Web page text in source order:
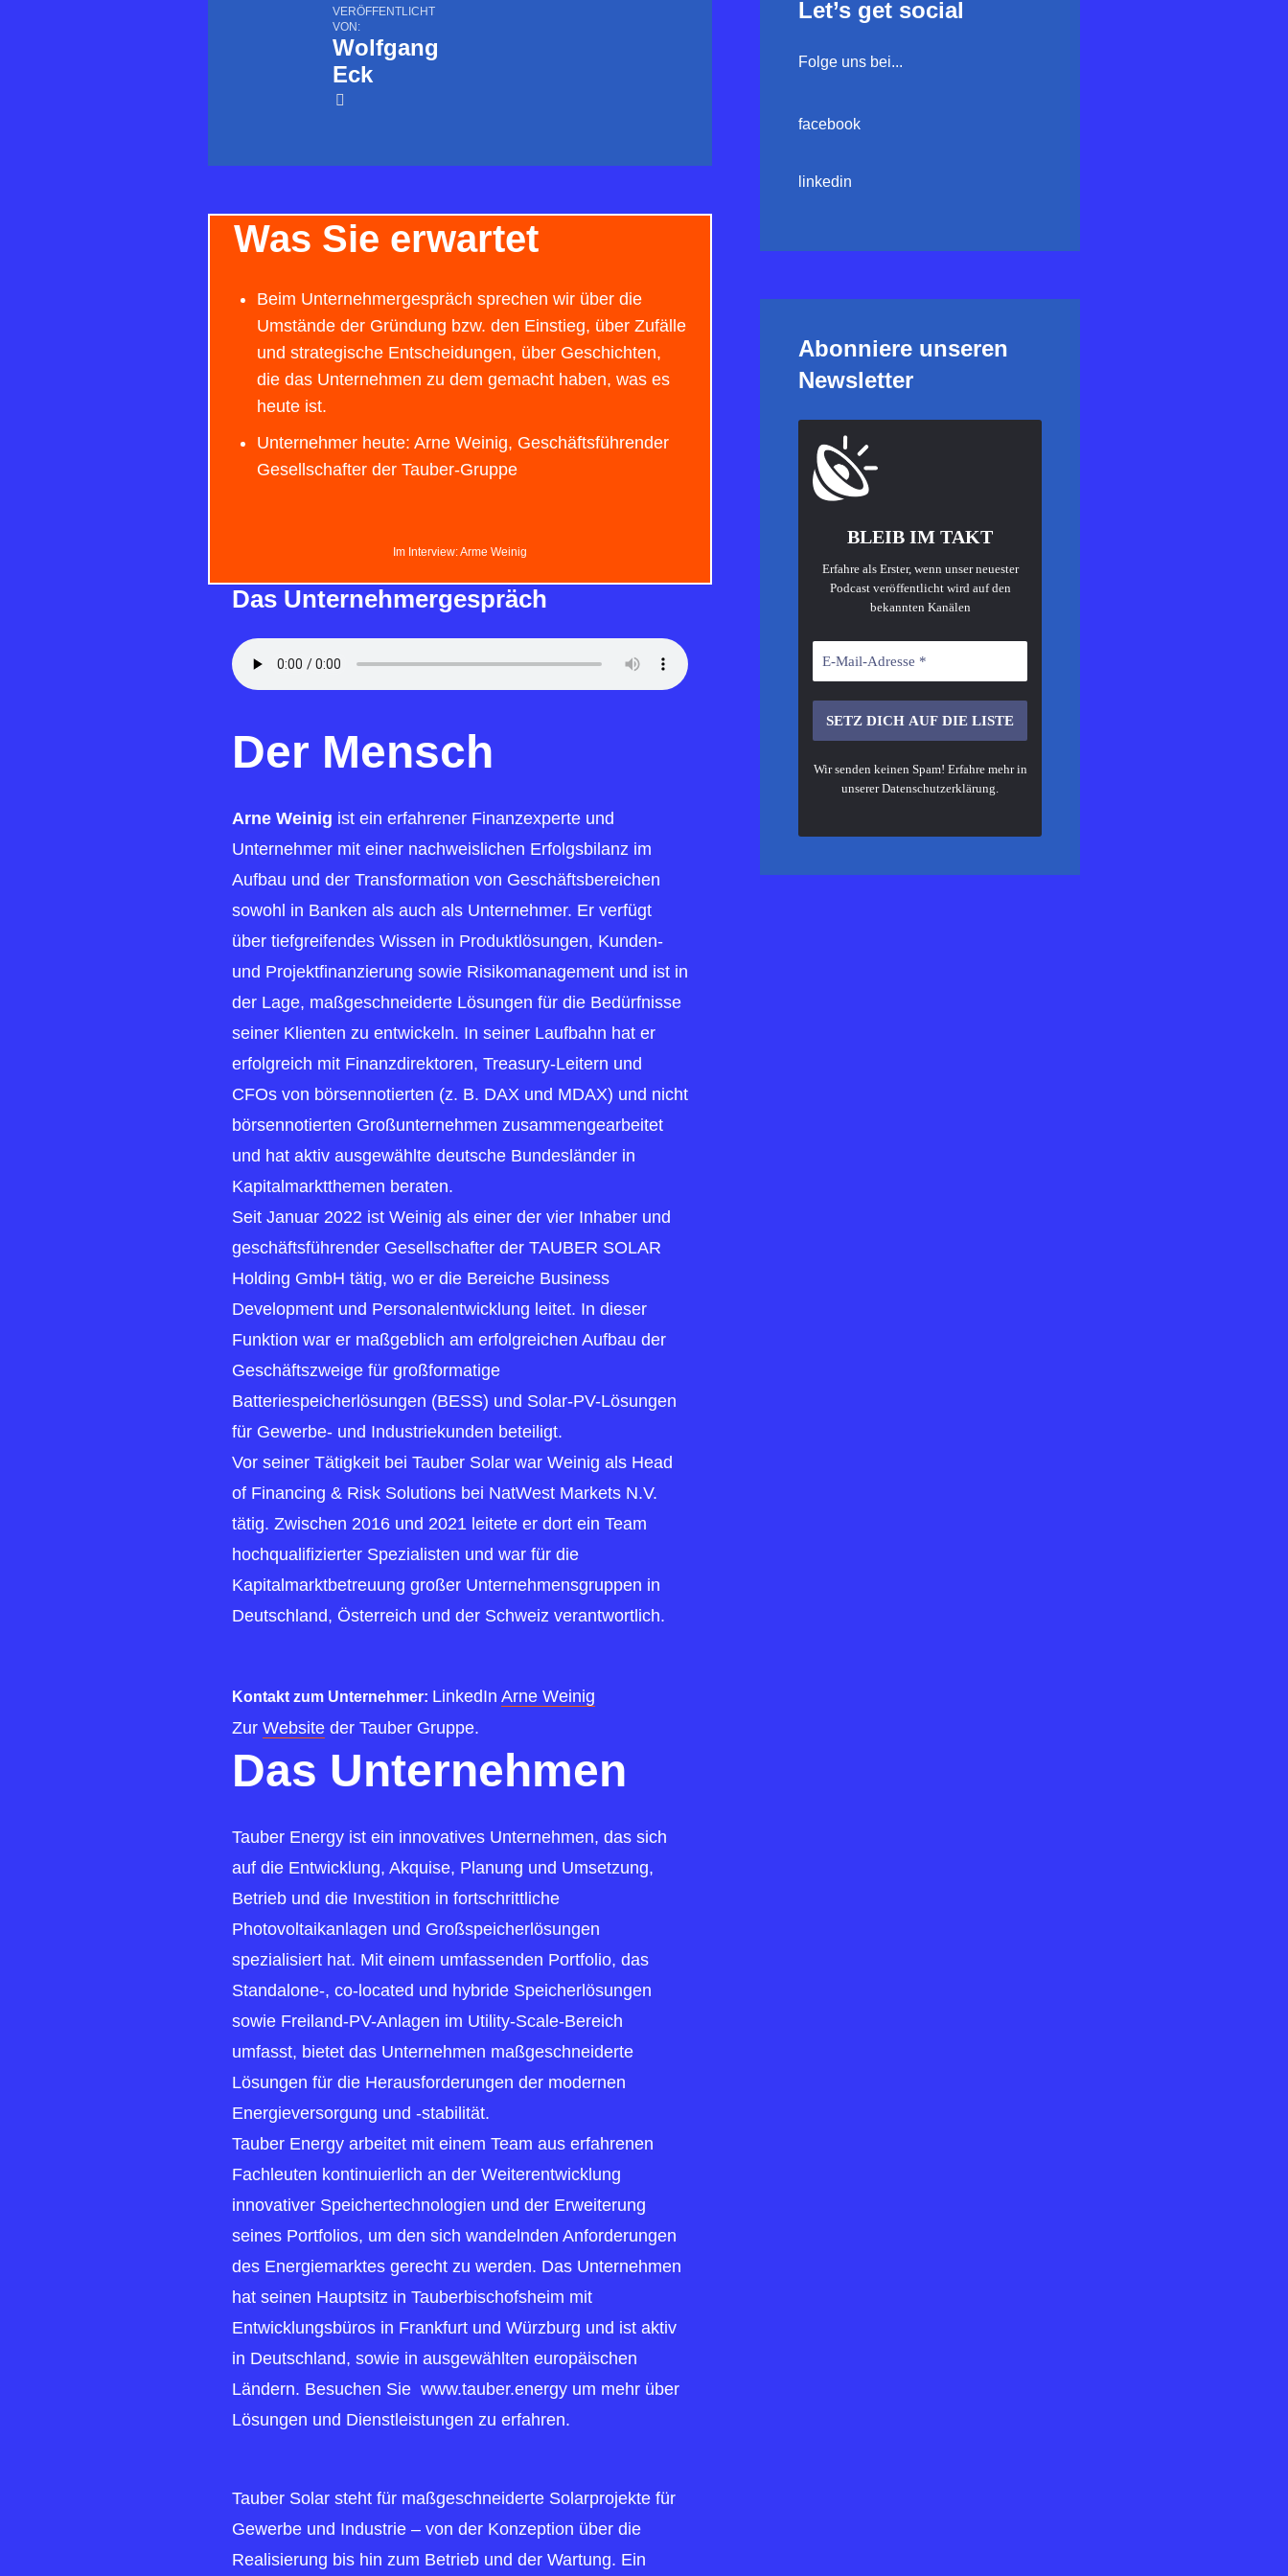
VERÖFFENTLICHT
VON:
Wolfgang
Eck
Was Sie erwartet
Beim Unternehmergespräch sprechen wir über die
Umstände der Gründung bzw. den Einstieg, über Zufälle
und strategische Entscheidungen, über Geschichten,
die das Unternehmen zu dem gemacht haben, was es
heute ist.
Unternehmer heute: Arne Weinig, Geschäftsführender
Gesellschafter der Tauber-Gruppe
Im Interview: Arme Weinig
Das Unternehmergespräch
Der Mensch
Arne Weinig ist ein erfahrener Finanzexperte und
Unternehmer mit einer nachweislichen Erfolgsbilanz im
Aufbau und der Transformation von Geschäftsbereichen
sowohl in Banken als auch als Unternehmer. Er verfügt
über tiefgreifendes Wissen in Produktlösungen, Kunden-
und Projektfinanzierung sowie Risikomanagement und ist in
der Lage, maßgeschneiderte Lösungen für die Bedürfnisse
seiner Klienten zu entwickeln. In seiner Laufbahn hat er
erfolgreich mit Finanzdirektoren, Treasury-Leitern und
CFOs von börsennotierten (z. B. DAX und MDAX) und nicht
börsennotierten Großunternehmen zusammengearbeitet
und hat aktiv ausgewählte deutsche Bundesländer in
Kapitalmarktthemen beraten.
Seit Januar 2022 ist Weinig als einer der vier Inhaber und
geschäftsführender Gesellschafter der TAUBER SOLAR
Holding GmbH tätig, wo er die Bereiche Business
Development und Personalentwicklung leitet. In dieser
Funktion war er maßgeblich am erfolgreichen Aufbau der
Geschäftszweige für großformatige
Batteriespeicherlösungen (BESS) und Solar-PV-Lösungen
für Gewerbe- und Industriekunden beteiligt.
Vor seiner Tätigkeit bei Tauber Solar war Weinig als Head
of Financing & Risk Solutions bei NatWest Markets N.V.
tätig. Zwischen 2016 und 2021 leitete er dort ein Team
hochqualifizierter Spezialisten und war für die
Kapitalmarktbetreuung großer Unternehmensgruppen in
Deutschland, Österreich und der Schweiz verantwortlich.
Kontakt zum Unternehmer: LinkedIn Arne Weinig
Zur Website der Tauber Gruppe.
Das Unternehmen
Tauber Energy ist ein innovatives Unternehmen, das sich
auf die Entwicklung, Akquise, Planung und Umsetzung,
Betrieb und die Investition in fortschrittliche
Photovoltaikanlagen und Großspeicherlösungen
spezialisiert hat. Mit einem umfassenden Portfolio, das
Standalone-, co-located und hybride Speicherlösungen
sowie Freiland-PV-Anlagen im Utility-Scale-Bereich
umfasst, bietet das Unternehmen maßgeschneiderte
Lösungen für die Herausforderungen der modernen
Energieversorgung und -stabilität.
Tauber Energy arbeitet mit einem Team aus erfahrenen
Fachleuten kontinuierlich an der Weiterentwicklung
innovativer Speichertechnologien und der Erweiterung
seines Portfolios, um den sich wandelnden Anforderungen
des Energiemarktes gerecht zu werden. Das Unternehmen
hat seinen Hauptsitz in Tauberbischofsheim mit
Entwicklungsbüros in Frankfurt und Würzburg und ist aktiv
in Deutschland, sowie in ausgewählten europäischen
Ländern. Besuchen Sie www.tauber.energy um mehr über
Lösungen und Dienstleistungen zu erfahren.
Tauber Solar steht für maßgeschneiderte Solarprojekte für
Gewerbe und Industrie – von der Konzeption über die
Realisierung bis hin zum Betrieb und der Wartung. Ein
Let’s get social
Folge uns bei...
facebook
linkedin
Abonniere unseren
Newsletter
BLEIB IM TAKT
Erfahre als Erster, wenn unser neuester
Podcast veröffentlicht wird auf den
bekannten Kanälen
Wir senden keinen Spam! Erfahre mehr in
unsererDatenschutzerklärung.